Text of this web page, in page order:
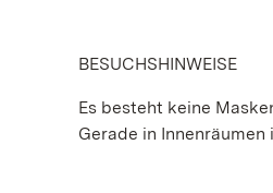
BESUCHSHINWEISE
Es besteht keine
Gerade in